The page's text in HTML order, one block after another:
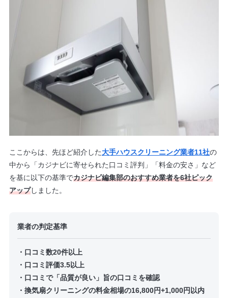
ここからは、先ほど紹介した大手ハウスクリーニング業者11社の
中から「カジナビに寄せられた口コミ評判」「料金の安さ」など
を基に以下の基準でカジナビ編集部のおすすめ業者を6社ピック
アップしました。
業者の判定基準
・口コミ数20件以上
・口コミ評価3.5以上
・口コミで「品質が良い」旨の口コミを確認
・換気扇クリーニングの料金相場の16,800円+1,000円以内